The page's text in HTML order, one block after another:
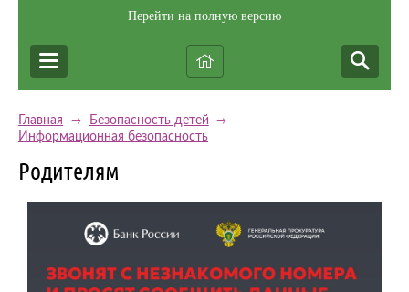
Перейти на полную версию
Главная → Безопасность детей →
Информационная безопасность
Родителям